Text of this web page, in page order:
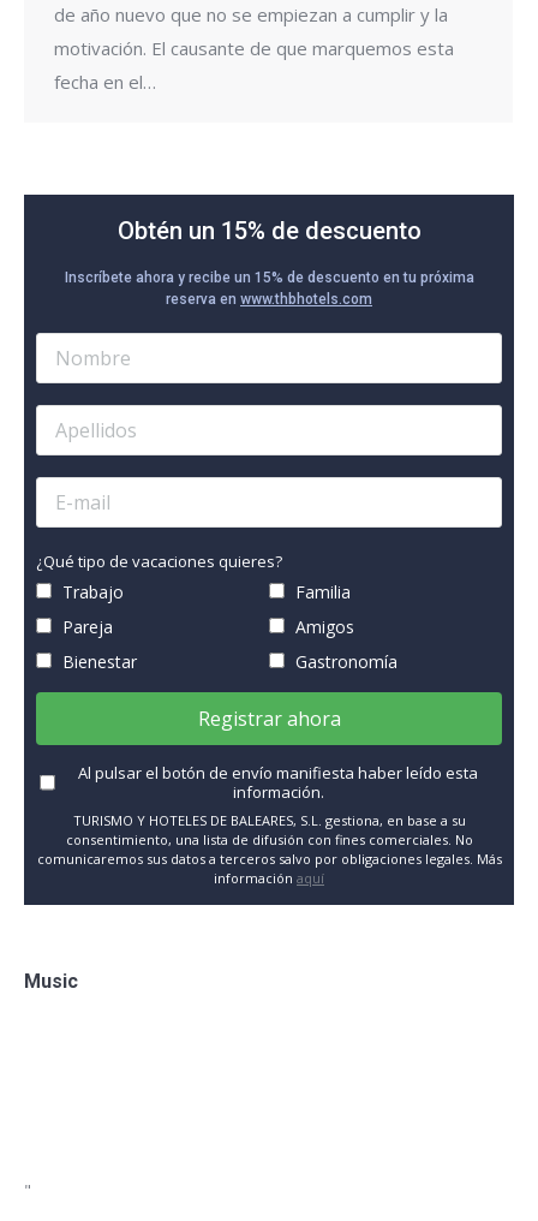
de año nuevo que no se empiezan a cumplir y la
motivación. El causante de que marquemos esta
fecha en el…
Obtén un 15% de descuento
Inscríbete ahora y recibe un 15% de descuento en tu próxima
reserva en www.thbhotels.com
¿Qué tipo de vacaciones quieres?
Trabajo
Familia
Pareja
Amigos
Bienestar
Gastronomía
Registrar ahora
Al pulsar el botón de envío manifiesta haber leído esta
información.
TURISMO Y HOTELES DE BALEARES, S.L. gestiona, en base a su
consentimiento, una lista de difusión con fines comerciales. No
comunicaremos sus datos a terceros salvo por obligaciones legales. Más
información aquí
Music
"